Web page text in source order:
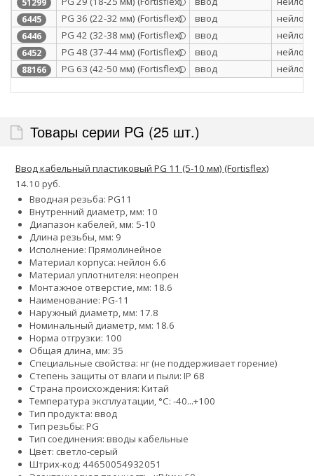
6445 PG 36 (22-32 мм) (Fortisflex) ввод нейлон
6446 PG 42 (32-38 мм) (Fortisflex) ввод нейлон
6452 PG 48 (37-44 мм) (Fortisflex) ввод нейлон
88166 PG 63 (42-50 мм) (Fortisflex) ввод нейлон
Товары серии PG (25 шт.)
Ввод кабельный пластиковый PG 11 (5-10 мм) (Fortisflex)
14.10 руб.
Вводная резьба: PG11
Внутренний диаметр, мм: 10
Диапазон кабелей, мм: 5-10
Длина резьбы, мм: 9
Исполнение: Прямолинейное
Материал корпуса: нейлон 6.6
Материал уплотнителя: неопрен
Монтажное отверстие, мм: 18.6
Наименование: PG-11
Наружный диаметр, мм: 17.8
Номинальный диаметр, мм: 18.6
Норма отгрузки: 100
Общая длина, мм: 35
Специальные свойства: нг (не поддерживает горение)
Степень защиты от влаги и пыли: IP 68
Страна происхождения: Китай
Температура эксплуатации, °С: -40...+100
Тип продукта: ввод
Тип резьбы: PG
Тип соединения: вводы кабельные
Цвет: светло-серый
Штрих-код: 44650054932051